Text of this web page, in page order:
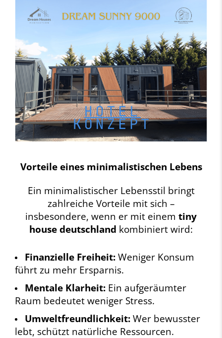
Vorteile eines minimalistischen Lebens
Ein minimalistischer Lebensstil bringt
zahlreiche Vorteile mit sich –
insbesondere, wenn er mit einem tiny
house deutschland kombiniert wird:
Finanzielle Freiheit: Weniger Konsum
führt zu mehr Ersparnis.
Mentale Klarheit: Ein aufgeräumter
Raum bedeutet weniger Stress.
Umweltfreundlichkeit: Wer bewusster
lebt, schützt natürliche Ressourcen.